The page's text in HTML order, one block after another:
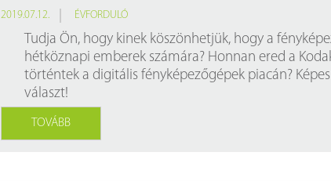
2019.07.12. ÉVFORDULÓ
Tudja Ön, hogy kinek köszönhetjük, hogy a
hétköznapi emberek számára? Honnan ered a
történtek a digitális fényképezőgépek piacán?
választ!
TOVÁBB